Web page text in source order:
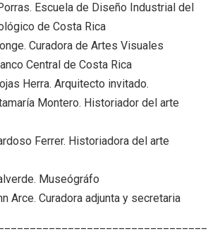
Escuela de Diseño Industrial del
de Costa Rica
Curadora de Artes Visuales
Central de Costa Rica
Herra. Arquitecto invitado.
Montero. Historiador del arte
Ferrer. Historiadora del arte
Museógráfo
Arce. Curadora adjunta y secretaria